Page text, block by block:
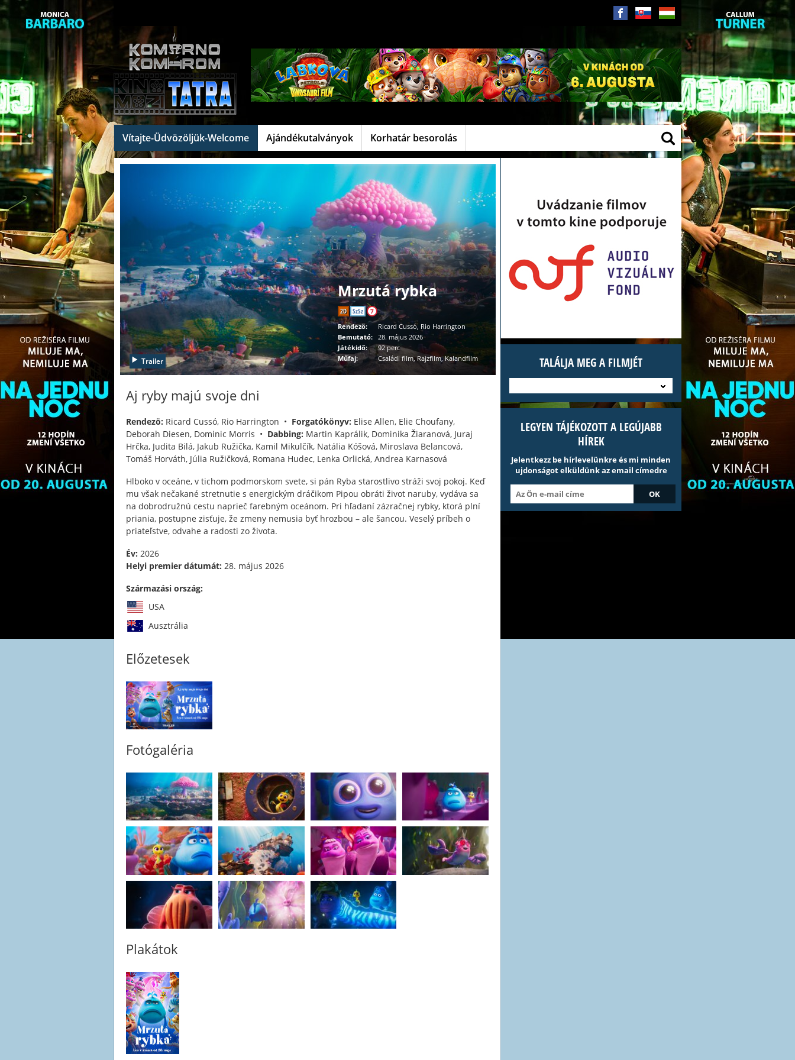
Vítajte-Üdvözöljük-Welcome Ajándékutalványok Korhatár besorolás
Trailer
Mrzutá rybka
2D SzSz 7
Rendezö:
Ricard Cussó, Rio Harrington
Bemutató: 28. május 2026
Játékidő:
92 perc
Műfaj:
Családi film, Rajzfilm, Kalandfilm
Aj ryby majú svoje dni
Rendezö: Ricard Cussó, Rio Harrington • Forgatókönyv: Elise Allen, Elie Choufany,
Deborah Diesen, Dominic Morris • Dabbing: Martin Kaprálik, Dominika Žiaranová, Juraj
Hrčka, Judita Bilá, Jakub Ružička, Kamil Mikulčík, Natália Kóšová, Miroslava Belancová,
Tomáš Horváth, Júlia Ružičková, Romana Hudec, Lenka Orlická, Andrea Karnasová
Hlboko v oceáne, v tichom podmorskom svete, si pán Ryba starostlivo stráži svoj pokoj. Keď
mu však nečakané stretnutie s energickým dráčikom Pipou obráti život naruby, vydáva sa
na dobrodružnú cestu naprieč farebným oceánom. Pri hľadaní zázračnej rybky, ktorá plní
priania, postupne zisťuje, že zmeny nemusia byť hrozbou – ale šancou. Veselý príbeh o
priateľstve, odvahe a radosti zo života.
Év: 2026
Helyi premier dátumát: 28. május 2026
Származási ország:
USA
Ausztrália
Előzetesek
Fotógaléria
Plakátok
TALÁLJA MEG A FILMJÉT
LEGYEN TÁJÉKOZOTT A LEGÚJABB
HÍREK
Jelentkezz be hírlevelünkre és mi minden
ujdonságot elküldünk az email címedre